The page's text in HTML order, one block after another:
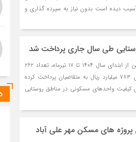
دیده است بدون نیاز به سپرده گذاری و
به گزارش پایگاه خبری وزارت راه و شهرسازی، بانک مسکن از ابتدای سال ۱۴۰۴ تا ۱۷ تیرماه، تعداد ۲۶۲
فقره تسهیلات ساخت و نوسازی مسکن روستایی به ارزش ۷۸۳ میلیارد ریال به متقاضیان پرداخت کرده
کیفیت واحدهای مسکونی در مناطق روستایی
های مسکن مهر علی آباد